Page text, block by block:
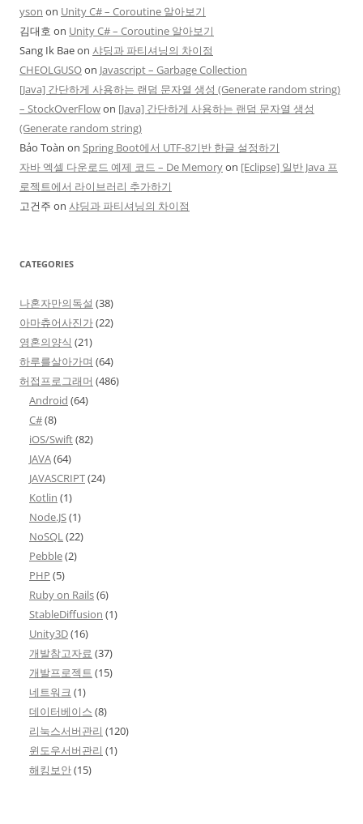
yson on Unity C# – Coroutine 알아보기
김대호 on Unity C# – Coroutine 알아보기
Sang Ik Baeon 샤딩과 파티셔닝의 차이점
CHEOLGUSOon Javascript – Garbage Collection
[Java] 간단하게 사용하는 랜덤 문자열 생성 (Generate random string)
– StockOverFlowon [Java] 간단하게 사용하는 랜덤 문자열 생성
(Generate random string)
Bảo Toàn on Spring Boot에서 UTF-8기반 한글 설정하기
자바 엑셀 다운로드 예제 코드 – De Memoryon [Eclipse] 일반 Java 프
로젝트에서 라이브러리 추가하기
고건주 on 샤딩과 파티셔닝의 차이점
CATEGORIES
나혼자만의독설 (38)
아마츄어사진가(22)
영혼의양식 (21)
하루를살아가며 (64)
허접프로그래머 (486)
Android (64)
C#(8)
iOS/Swift(82)
JAVA(64)
JAVASCRIPT(24)
Kotlin (1)
Node.JS(1)
NoSQL(22)
Pebble(2)
PHP (5)
Ruby on Rails(6)
StableDiffusion (1)
Unity3D(16)
개발참고자료 (37)
개발프로젝트 (15)
네트워크 (1)
데이터베이스 (8)
리눅스서버관리 (120)
윈도우서버관리 (1)
해킹보안(15)